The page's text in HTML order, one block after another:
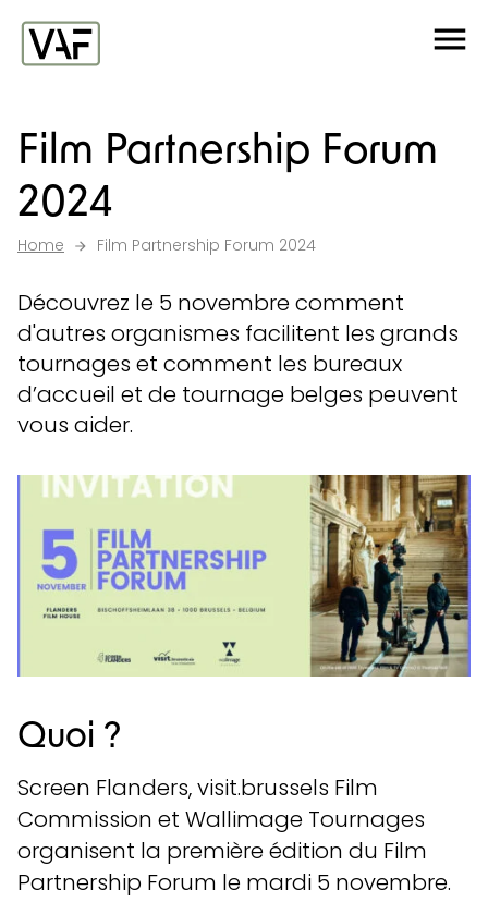
Ga verder naar de inhoud
Film Partnership Forum
2024
Home Film Partnership Forum 2024
Découvrez le 5 novembre comment
d'autres organismes facilitent les grands
tournages et comment les bureaux
d’accueil et de tournage belges peuvent
vous aider.
Quoi ?
Screen Flanders, visit.brussels Film
Commission et Wallimage Tournages
organisent la première édition du Film
Partnership Forum le mardi 5 novembre.